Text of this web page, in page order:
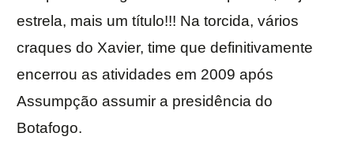
estrela, mais um título!!! Na torcida, vários
craques do Xavier, time que definitivamente
encerrou as atividades em 2009 após
Assumpção assumir a presidência do
Botafogo.